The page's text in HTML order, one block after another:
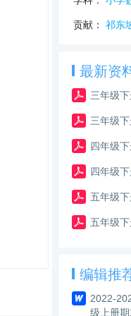
贡献： 祁东
最新资
三年级
三年级
四年级
四年级
五年级
五年级
编辑推
2022-
级上册期